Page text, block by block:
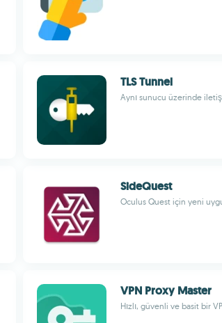
TLS Tunnel
Aynı sunucu üzerinde
SideQuest
Oculus Quest için yeni
VPN Proxy Master
Hızlı, güvenli ve basit bir